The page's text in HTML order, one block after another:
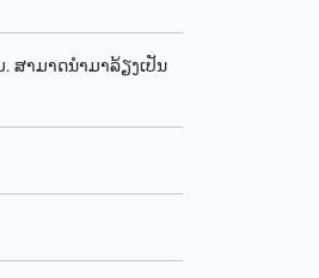
ສາມາດນຳມາລ້ຽງເປັນ